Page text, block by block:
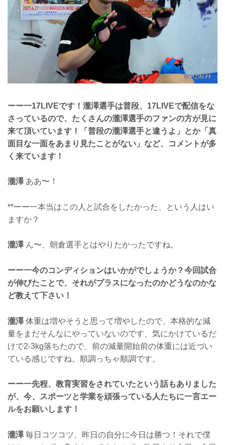
ーー一17LIVEです！瀧澤選手は普段、17LIVEで配信をな
さっているので、たくさんの瀧澤選手のファンの方が見に
来て頂いています！「普段の瀧澤選手と違うよ」とか「真
面目な一面をあまり見たことがない」など、コメントが多
く来ています！
瀧澤ああ〜！
**ーー一本当はこの人と試合をしたかった、という人はい
ますか？
瀧澤ん〜、朝倉選手とはやりたかったですね。
ーー一今のコンディションはいかがでしょうか？今回試合
が伸びたことで、それがプラスになったのかどうなのかな
ど教えて下さい！
瀧澤体重は増やそうと思って増やしたので、本格的な減
量をまだそんなにやっていないのです、気にかけているだ
けで2-3kg落ちたので、前の減量開始前の体重には近づい
ている感じですね。順調っちゃ順調です。
ーー一先程、教育実習をされていたという話もありました
が、今、スポーツと学業を頑張っている人たちに一言エー
ルをお願いします！
瀧澤毎日コツコツ、昨日の自分に今日は勝つ！それで僕